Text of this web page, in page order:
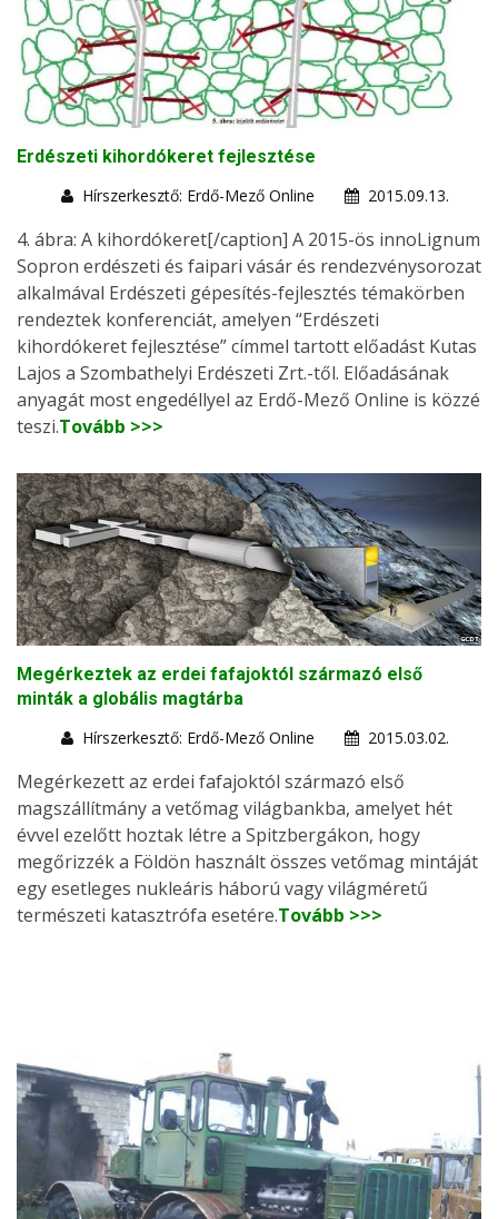
Erdészeti kihordókeret fejlesztése
Hírszerkesztő: Erdő-Mező Online
2015.09.13.
4. ábra: A kihordókeret[/caption] A 2015-ös innoLignum
Sopron erdészeti és faipari vásár és rendezvénysorozat
alkalmával Erdészeti gépesítés-fejlesztés témakörben
rendeztek konferenciát, amelyen “Erdészeti
kihordókeret fejlesztése” címmel tartott előadást Kutas
Lajos a Szombathelyi Erdészeti Zrt.-től. Előadásának
anyagát most engedéllyel az Erdő-Mező Online is közzé
teszi.Tovább >>>
Megérkeztek az erdei fafajoktól származó első
minták a globális magtárba
Hírszerkesztő: Erdő-Mező Online
2015.03.02.
Megérkezett az erdei fafajoktól származó első
magszállítmány a vetőmag világbankba, amelyet hét
évvel ezelőtt hoztak létre a Spitzbergákon, hogy
megőrizzék a Földön használt összes vetőmag mintáját
egy esetleges nukleáris háború vagy világméretű
természeti katasztrófa esetére.Tovább >>>